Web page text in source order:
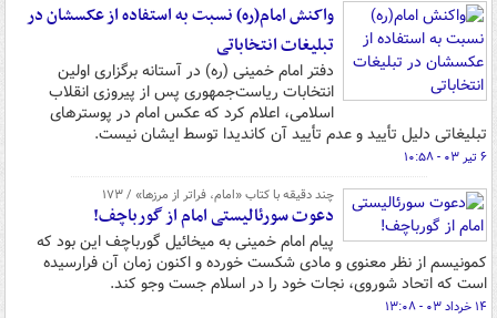
واکنش امام(ره) نسبت به استفاده از عکسشان در
تبلیغات انتخاباتی
دفتر امام خمینی (ره) در آستانه برگزاری اولین
انتخابات ریاست‌جمهوری پس از پیروزی انقلاب
اسلامی، اعلام کرد که عکس امام در پوسترهای
تبلیغاتی دلیل تأیید و عدم تأیید آن کاندیدا توسط ایشان نیست.
۶ تیر ۰۳ - ۱۰:۵۸
چند دقیقه با کتاب‌ «امام، فراتر از مرزها» / ۱۷۳
دعوت سورئالیستی امام از گورباچف!
پیام امام خمینی به میخائیل گورباچف این بود که
کمونیسم از نظر معنوی و مادی شکست خورده و اکنون زمان آن فرارسیده
است که اتحاد شوروی، نجات خود را در اسلام جست وجو کند.
۱۴ خرداد ۰۳ - ۱۳:۰۸